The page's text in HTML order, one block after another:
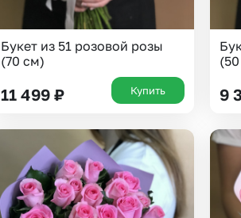
Букет из 51 розовой розы
(70 см)
11 499 ₽ Купить 9